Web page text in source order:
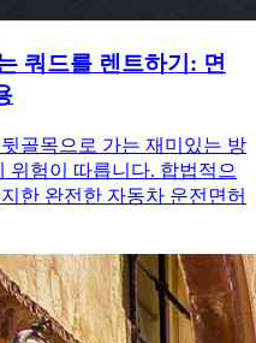
쿼드를 렌트하기: 면
골목으로 가는 재미있는 방
위험이 따릅니다. 합법적으
한 완전한 자동차 운전면허